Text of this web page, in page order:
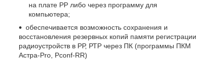
на плате РР либо через программу для
компьютера;
обеспечивается возможность сохранения и
восстановления резервных копий памяти регистрации
радиоустройств в РР, РТР через ПК (программы ПКМ
Астра-Pro, Pconf-RR)